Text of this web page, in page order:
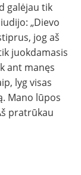
galėjau tik
„Dievo
jog aš
juokdamasis
ant manęs
lyg visas
Mano lūpos
pratrūkau